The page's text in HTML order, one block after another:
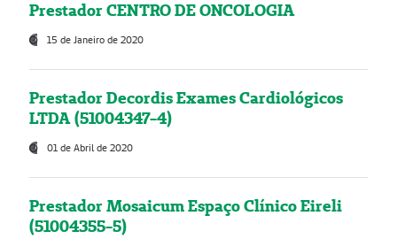
Prestador CENTRO DE ONCOLOGIA
15 de Janeiro de 2020
Prestador Decordis Exames Cardiológicos
LTDA (51004347-4)
01 de Abril de 2020
Prestador Mosaicum Espaço Clínico Eireli
(51004355-5)